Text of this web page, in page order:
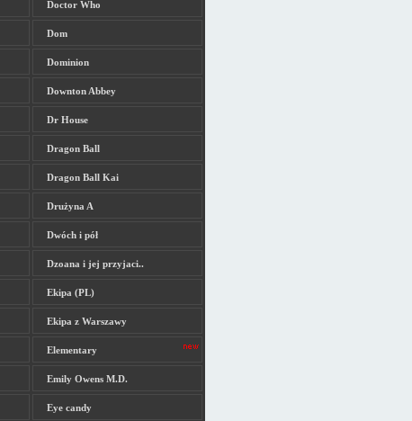
Doctor Who
Dom
Dominion
Downton Abbey
Dr House
Dragon Ball
Dragon Ball Kai
Drużyna A
Dwóch i pół
Dzoana i jej przyjaci..
Ekipa (PL)
Ekipa z Warszawy
Elementary
Emily Owens M.D.
Eye candy